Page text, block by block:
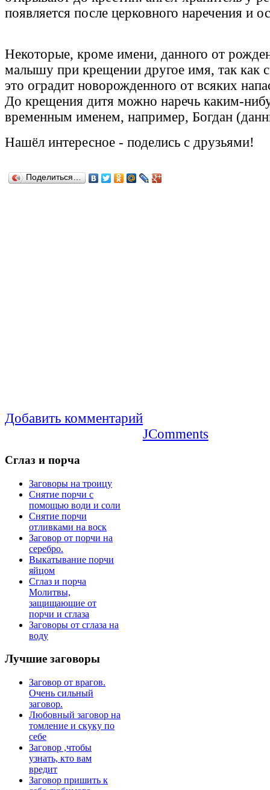
появляется после церковного наречения и
Некоторые, кроме имени, данного от
малышу при крещении другое имя, так как
это оградит новорожденного от всяких
До крещения дитя можно наречь каким-
временным именем, например, Богдан
Нашёл интересное - поделись с друзьями!
Поделиться…
Добавить комментарий
JComments
Сглаз и порча
Заговоры на троицу
Снятие порчи с
помощью води и соли
Снятие порчи
отливками на воск
Заговор от порчи на
серебро.
Выкатывание порчи
яйцом
Сглаз и порча
Молитвы,
защищающие от
порчи и сглаза
Заговоры от сглаза на
воду
Лучшие заговоры
Заговор от врагов.
Очень сильный
заговор.
Любовный заговор на
томление и скуку по
себе
Заговор ,чтобы
узнать, кто вам
вредит
Заговор пришить к